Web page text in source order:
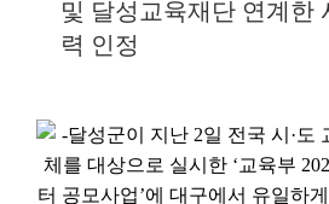
및 달성교육재단 연계한
력 인정